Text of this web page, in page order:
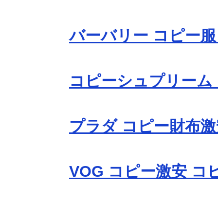
バーバリー コピー
コピーシュプリーム
プラダ コピー財布
VOG コピー激安 コ